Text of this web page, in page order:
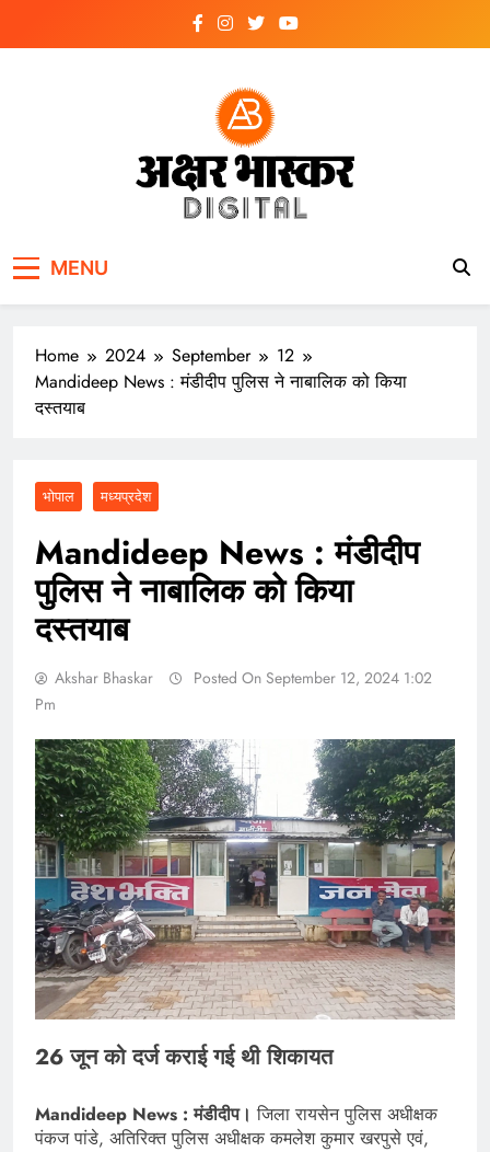
MENU
Home 2024 September
12
Mandideep News : मंडीदीप पुलिस ने नाबालिक को किया
दस्तयाब
भोपाल मध्यप्रदेश
Mandideep News : मंडीदीप
पुलिस ने नाबालिक को किया
दस्तयाब
Akshar Bhaskar
Posted On September 12, 2024 1:02
Pm
26 जून को दर्ज कराई गई थी शिकायत
Mandideep News : मंडीदीप। जिला रायसेन पुलिस अधीक्षक
पंकज पांडे, अतिरिक्त पुलिस अधीक्षक कमलेश कुमार खरपुसे एवं,